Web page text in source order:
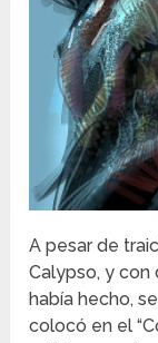
A pesar de
Calypso, y con
había hecho,
colocó en el